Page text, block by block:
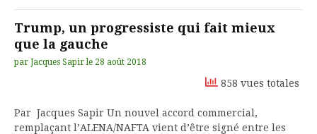
Trump, un progressiste qui fait mieux
que la gauche
par Jacques Sapir le 28 août 2018
858 vues totales
Par Jacques Sapir Un nouvel accord commercial,
remplaçant l’ALENA/NAFTA vient d’être signé entre les